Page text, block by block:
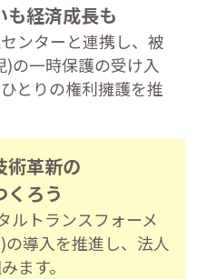
も経済成長も
ンターと連携し、被
)の一時保護の受け入
とりの権利擁護を推
術革新の
くろう
ルトランスフォーメ
の導入を推進し、法人
ます。